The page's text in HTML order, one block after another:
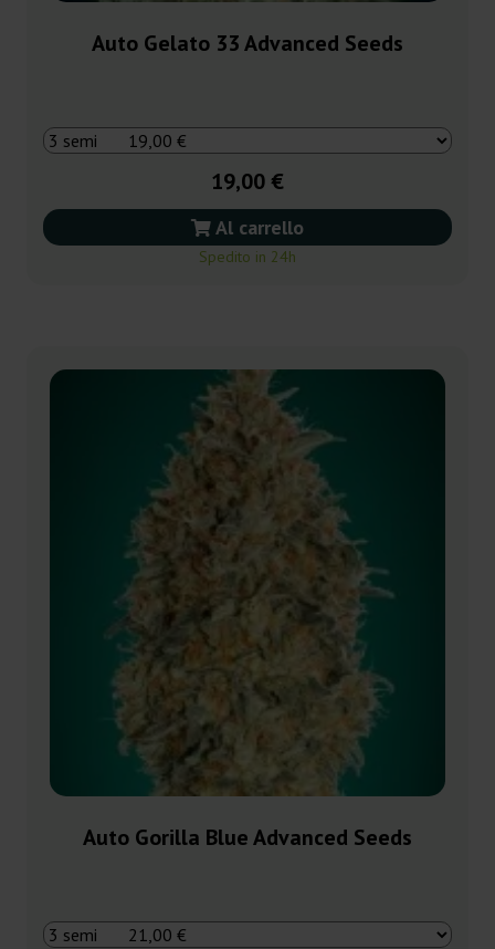
Auto Gelato 33 Advanced Seeds
19,00 €
Al carrello
Spedito in 24h
Auto Gorilla Blue Advanced Seeds